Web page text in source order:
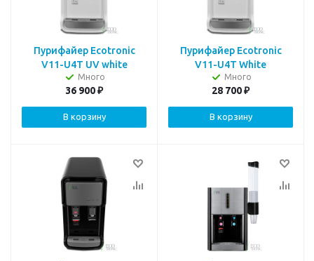
Пурифайер Ecotronic
V11-U4T UV white
Много
36 900₽
В корзину
Пурифайер Ecotronic
V11-U4T White
Много
28 700₽
В корзину